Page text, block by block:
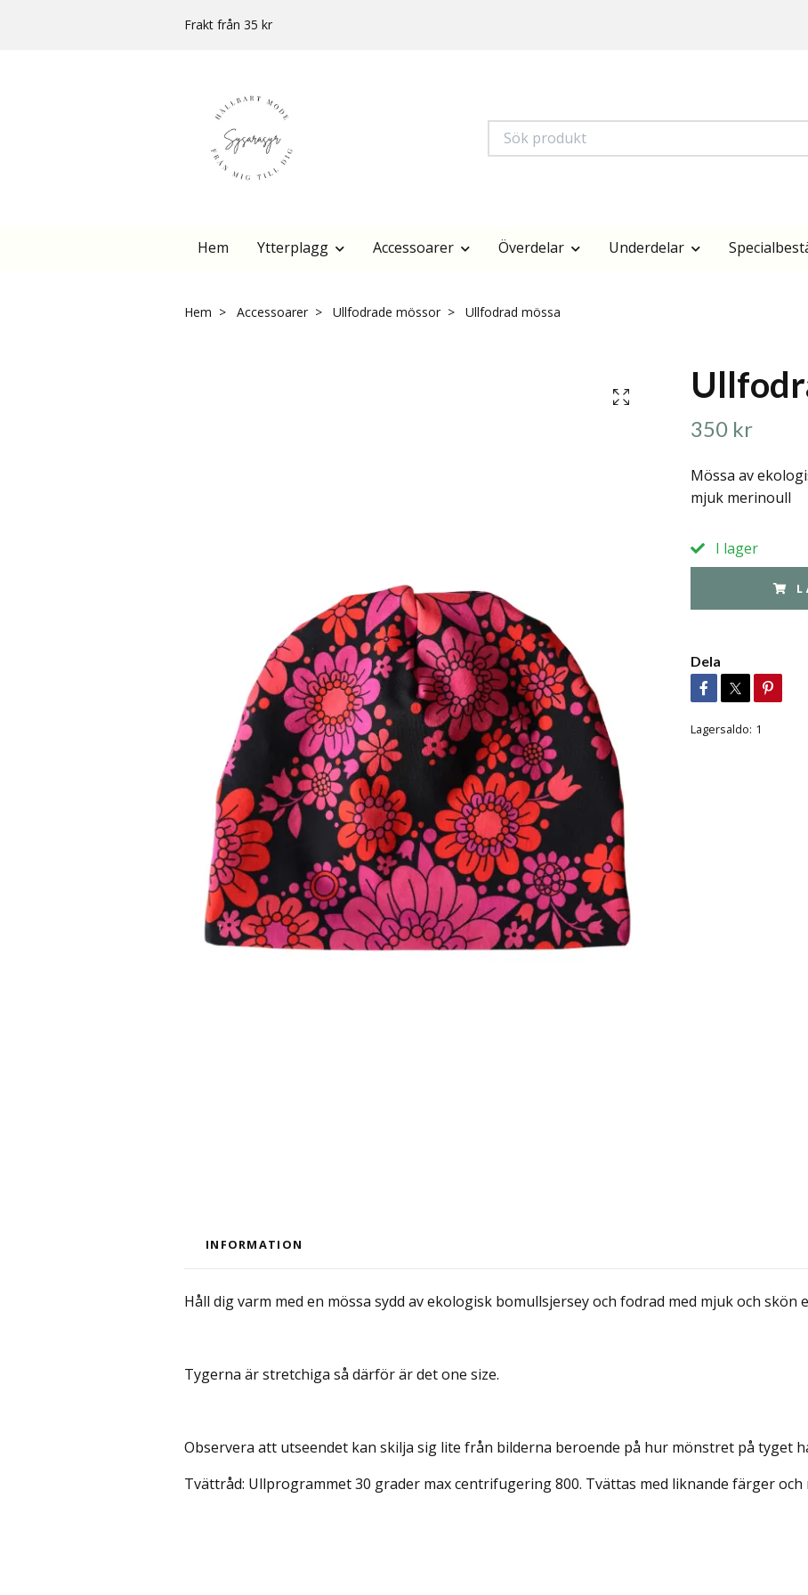
Frakt från 35 kr
Hem Ytterplagg Accessoarer Överdelar Underdelar
Hem Accessoarer Ullfodrade mössor Ullfodrad mössa
350 kr
Mössa av
mjuk merinoull
I lager
Dela
Lagersaldo: 1
INFORMATION
Håll dig varm med en mössa sydd av ekologisk bomullsjersey och fodrad med mjuk och skön
Tygerna är stretchiga så därför är det one size.
Observera att utseendet kan skilja sig lite från bilderna beroende på hur mönstret på tyget
Tvättråd: Ullprogrammet 30 grader max centrifugering 800. Tvättas med liknande färger och